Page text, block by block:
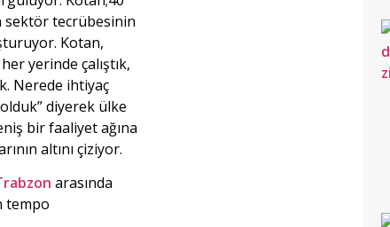
sektör tecrübesinin
Kotan,
yerinde çalıştık,
Nerede ihtiyaç
diyerek ülke
bir faaliyet ağına
altını çiziyor.
arasında
tempo